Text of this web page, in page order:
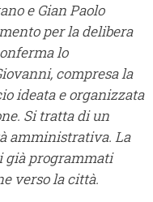
e Gian Paolo
per la delibera
lo
compresa la
ideata e organizzata
Si tratta di un
amministrativa. La
già programmati
verso la città.